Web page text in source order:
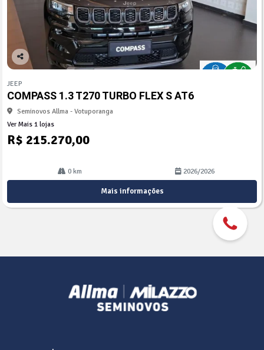
Co
arti
lhe
JEEP
COMPASS 1.3 T270 TURBO FLEX S AT6
Seminovos Allma - Votuporanga
Ver Mais 1 lojas
R$ 215.270,00
0 km 2026/2026
Mais informações